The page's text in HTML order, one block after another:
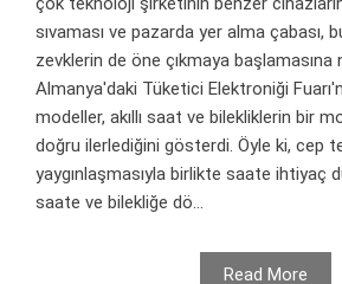
sıvaması ve pazarda yer alma çabası,
zevklerin de öne çıkmaya başlamasına
Almanya'daki Tüketici Elektroniği
modeller, akıllı saat ve bilekliklerin bir
doğru ilerlediğini gösterdi. Öyle ki, cep
yaygınlaşmasıyla birlikte saate ihtiyaç
saate ve bilekliğe dö...
Read More